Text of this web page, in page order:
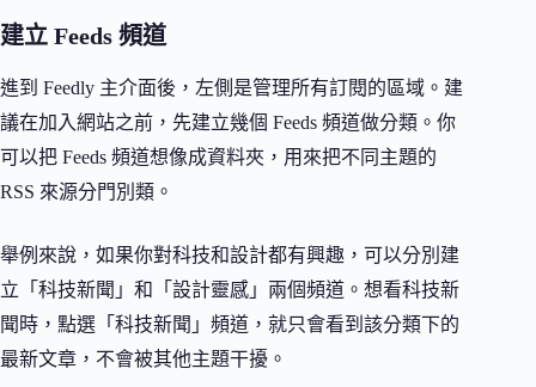
建立 Feeds 頻道
進到 Feedly 主介面後，左側是管理所有訂閱的區域。建
議在加入網站之前，先建立幾個 Feeds 頻道做分類。你
可以把 Feeds 頻道想像成資料夾，用來把不同主題的
RSS 來源分門別類。
舉例來說，如果你對科技和設計都有興趣，可以分別建
立「科技新聞」和「設計靈感」兩個頻道。想看科技新
聞時，點選「科技新聞」頻道，就只會看到該分類下的
最新文章，不會被其他主題干擾。